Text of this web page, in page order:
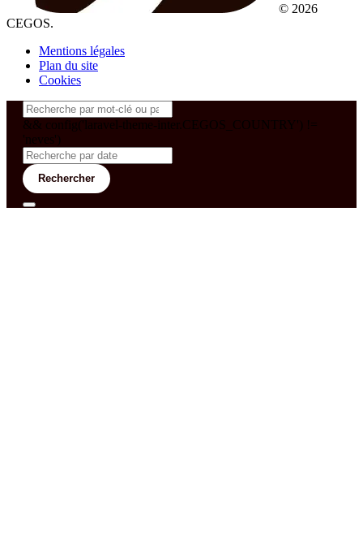
© 2026
CEGOS.
Mentions légales
Plan du site
Cookies
&& config('laravel-theme-inter.CEGOS_COUNTRY') !=
'neves')
Rechercher